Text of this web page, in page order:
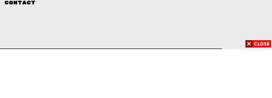
Contact